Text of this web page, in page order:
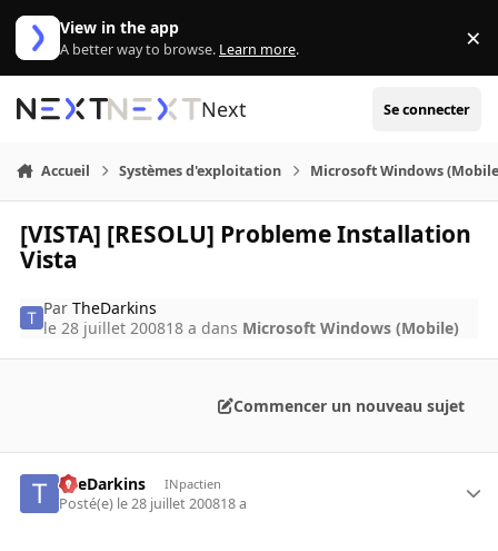
Aller au contenu
View in the app
A better way to browse. Learn more. ×
Next Se connecter
Accueil Systèmes d'exploitation Microsoft Windows
[VISTA] [RESOLU] Probleme Installation
Vista
ParTheDarkins
le 28 juillet 200818 a dans Microsoft Windows (Mobile)
Commencer un nouveau sujet
TheDarkins INpactien
Posté(e) le 28 juillet 200818 a